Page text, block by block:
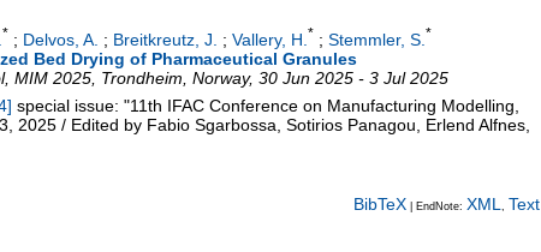
* ; Delvos, A. ; Breitkreutz, J. ; Vallery, H.* ; Stemmler, S.*
Bed Drying of Pharmaceutical Granules
, MIM 2025, Trondheim, Norway, 30 Jun 2025 - 3 Jul 2025
] special issue: "11th IFAC Conference on Manufacturing Modelling,
2025 / Edited by Fabio Sgarbossa, Sotirios Panagou, Erlend Alfnes,
BibTeX | EndNote: XML, Text